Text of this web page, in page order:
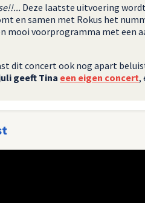
Deze laatste uitvoering wordt
en samen met Rokus het
mooi voorprogramma met een
dit concert ook nog apart
geeft Tina een eigen concert,